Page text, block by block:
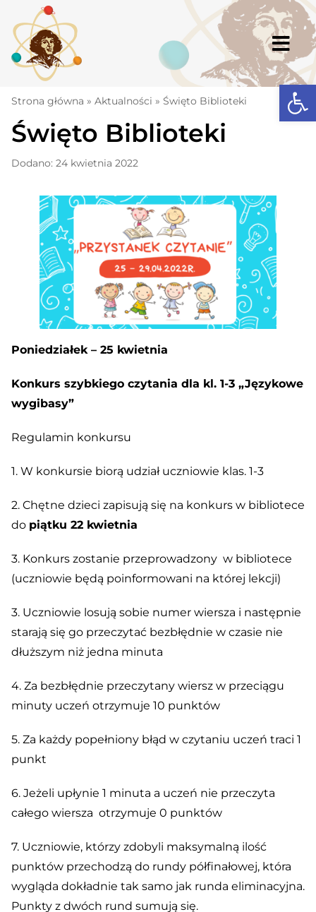
content
Strona główna
Aktualności
Komunikaty
Dokumenty
Osiągnięcia
Warto wiedzieć
UKS „Millenium”
Strona główna » Aktualności » Święto Biblioteki
Święto Biblioteki
Dodano: 24 kwietnia 2022
Poniedziałek – 25 kwietnia
Konkurs szybkiego czytania dla kl. 1-3 „Językowe
wygibasy”
Regulamin konkursu
1. W konkursie biorą udział uczniowie klas. 1-3
2. Chętne dzieci zapisują się na konkurs w bibliotece
do piątku 22 kwietnia
3. Konkurs zostanie przeprowadzony w bibliotece
(uczniowie będą poinformowani na której lekcji)
3. Uczniowie losują sobie numer wiersza i następnie
starają się go przeczytać bezbłędnie w czasie nie
dłuższym niż jedna minuta
4. Za bezbłędnie przeczytany wiersz w przeciągu
minuty uczeń otrzymuje 10 punktów
5. Za każdy popełniony błąd w czytaniu uczeń traci 1
punkt
6. Jeżeli upłynie 1 minuta a uczeń nie przeczyta
całego wiersza otrzymuje 0 punktów
7. Uczniowie, którzy zdobyli maksymalną ilość
punktów przechodzą do rundy półfinałowej, która
wygląda dokładnie tak samo jak runda eliminacyjna.
Punkty z dwóch rund sumują się.